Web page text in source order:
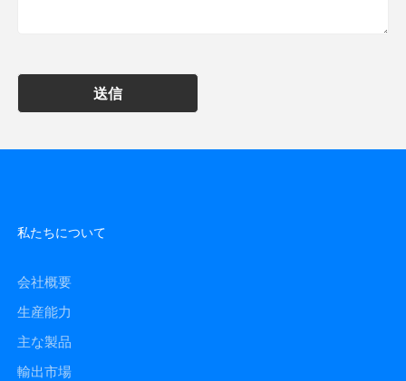
送信
私たちについて
会社概要
生産能力
主な製品
輸出市場